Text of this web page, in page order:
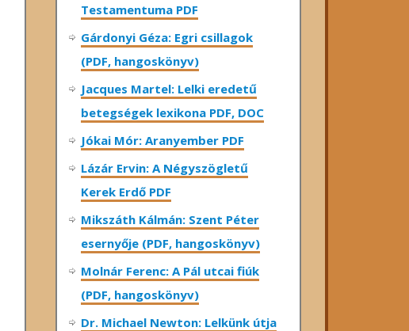
Testamentuma PDF
Gárdonyi Géza: Egri csillagok
(PDF, hangoskönyv)
Jacques Martel: Lelki eredetű
betegségek lexikona PDF, DOC
Jókai Mór: Aranyember PDF
Lázár Ervin: A Négyszögletű
Kerek Erdő PDF
Mikszáth Kálmán: Szent Péter
esernyője (PDF, hangoskönyv)
Molnár Ferenc: A Pál utcai fiúk
(PDF, hangoskönyv)
Dr. Michael Newton: Lelkünk útja